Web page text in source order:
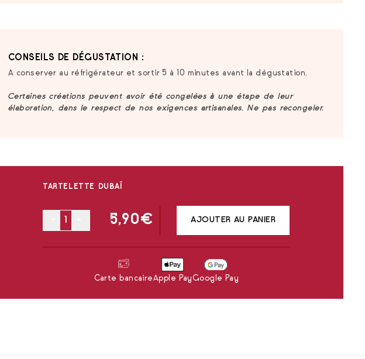
CONSEILS DE DÉGUSTATION :
A conserver au réfrigérateur et sortir 5 à 10 minutes avant la dégustation.
Certaines créations peuvent avoir été congelées à une étape de leur
élaboration, dans le respect de nos exigences artisanales. Ne pas recongeler.
TARTELETTE DUBAÏ
5,90€ AJOUTER AU PANIER
Carte bancaireApple PayGoogle Pay